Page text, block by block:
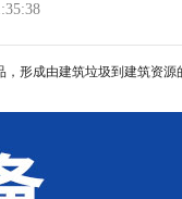
形成由建筑垃圾到建筑资源